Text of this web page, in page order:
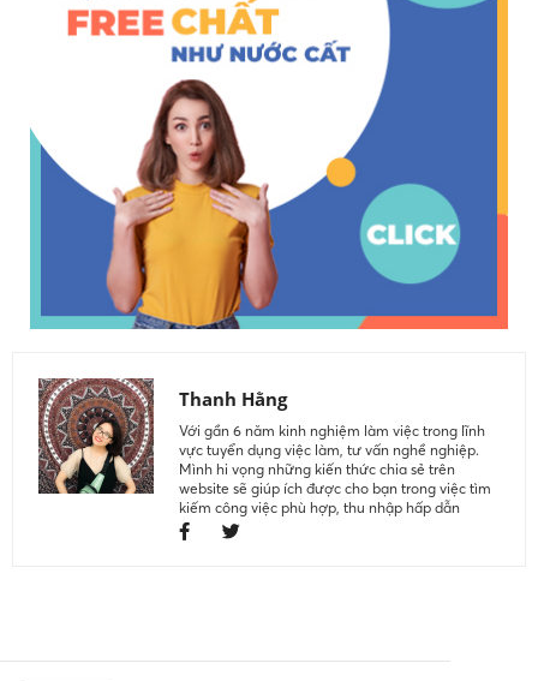
Thanh Hằng
Với gần 6 năm kinh nghiệm làm việc trong lĩnh
vực tuyển dụng việc làm, tư vấn nghề nghiệp.
Mình hi vọng những kiến thức chia sẻ trên
website sẽ giúp ích được cho bạn trong việc tìm
kiếm công việc phù hợp, thu nhập hấp dẫn